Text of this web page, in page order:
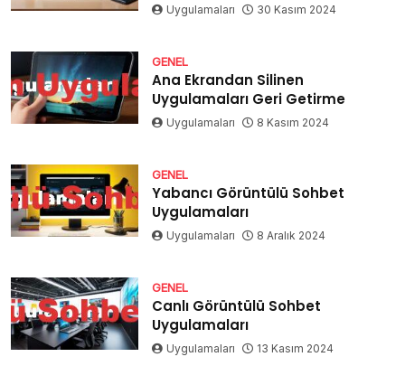
Uygulamaları 30 Kasım 2024
GENEL
Ana Ekrandan Silinen
Uygulamaları Geri Getirme
Uygulamaları 8 Kasım 2024
GENEL
Yabancı Görüntülü Sohbet
Uygulamaları
Uygulamaları 8 Aralık 2024
GENEL
Canlı Görüntülü Sohbet
Uygulamaları
Uygulamaları 13 Kasım 2024